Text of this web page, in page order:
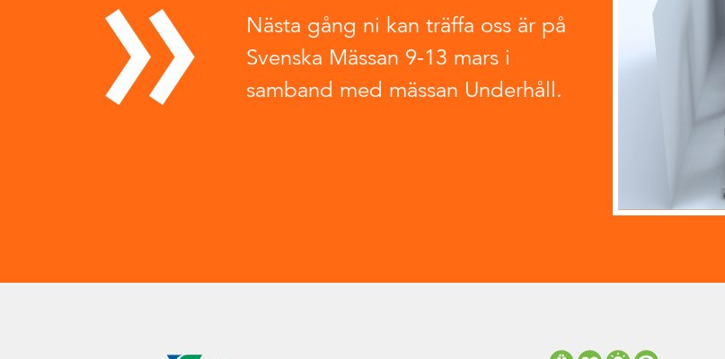
Nästa gång ni kan träffa oss är på
Svenska Mässan 9-13 mars i
samband med mässan Underhåll.